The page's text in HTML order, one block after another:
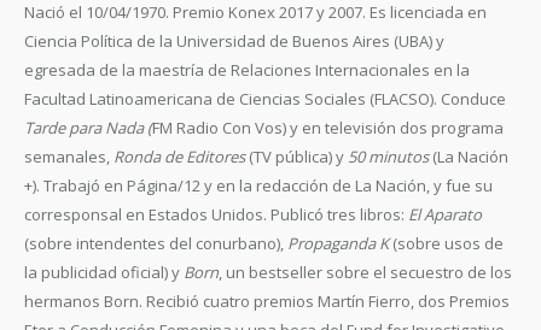
Nació el 10/04/1970. Premio Konex 2017 y 2007. Es licenciada en
Ciencia Política de la Universidad de Buenos Aires (UBA) y
egresada de la maestría de Relaciones Internacionales en la
Facultad Latinoamericana de Ciencias Sociales (FLACSO). Conduce
Tarde para Nada (FM Radio Con Vos) y en televisión dos programa
semanales, Ronda de Editores(TV pública) y 50 minutos(La Nación
+). Trabajó en Página/12 y en la redacción de La Nación, y fue su
corresponsal en Estados Unidos. Publicó tres libros: El Aparato
(sobre intendentes del conurbano), Propaganda K(sobre usos de
la publicidad oficial) y Born, un bestseller sobre el secuestro de los
hermanos Born. Recibió cuatro premios Martín Fierro, dos Premios